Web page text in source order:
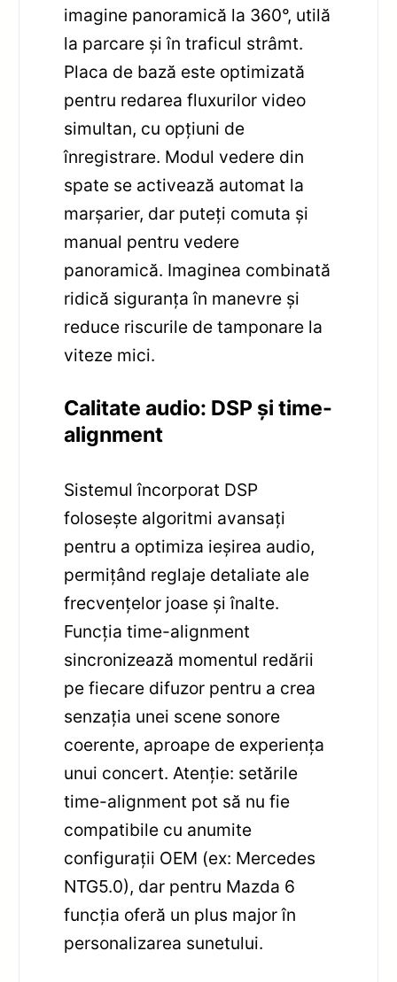
imagine panoramică la 360°, utilă
la parcare și în traficul strâmt.
Placa de bază este optimizată
pentru redarea fluxurilor video
simultan, cu opțiuni de
înregistrare. Modul vedere din
spate se activează automat la
marșarier, dar puteți comuta și
manual pentru vedere
panoramică. Imaginea combinată
ridică siguranța în manevre și
reduce riscurile de tamponare la
viteze mici.
Calitate audio: DSP și time-
alignment
Sistemul încorporat DSP
folosește algoritmi avansați
pentru a optimiza ieșirea audio,
permițând reglaje detaliate ale
frecvențelor joase și înalte.
Funcția time-alignment
sincronizează momentul redării
pe fiecare difuzor pentru a crea
senzația unei scene sonore
coerente, aproape de experiența
unui concert. Atenție: setările
time-alignment pot să nu fie
compatibile cu anumite
configurații OEM (ex: Mercedes
NTG5.0), dar pentru Mazda 6
funcția oferă un plus major în
personalizarea sunetului.